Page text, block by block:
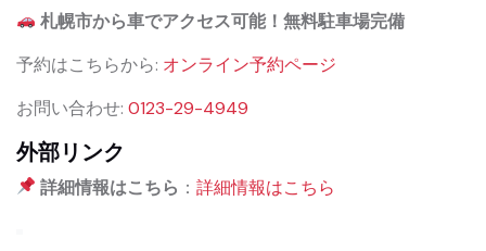
札幌市から車でアクセス可能！無料駐車場完備
予約はこちらから: オンライン予約ページ
お問い合わせ: 0123-29-4949
外部リンク
詳細情報はこちら ：詳細情報はこちら